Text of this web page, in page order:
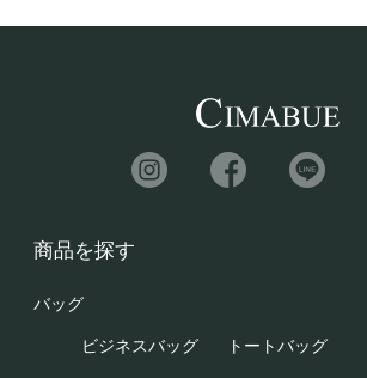
商品を探す
バッグ
ビジネスバッグ トートバッグ